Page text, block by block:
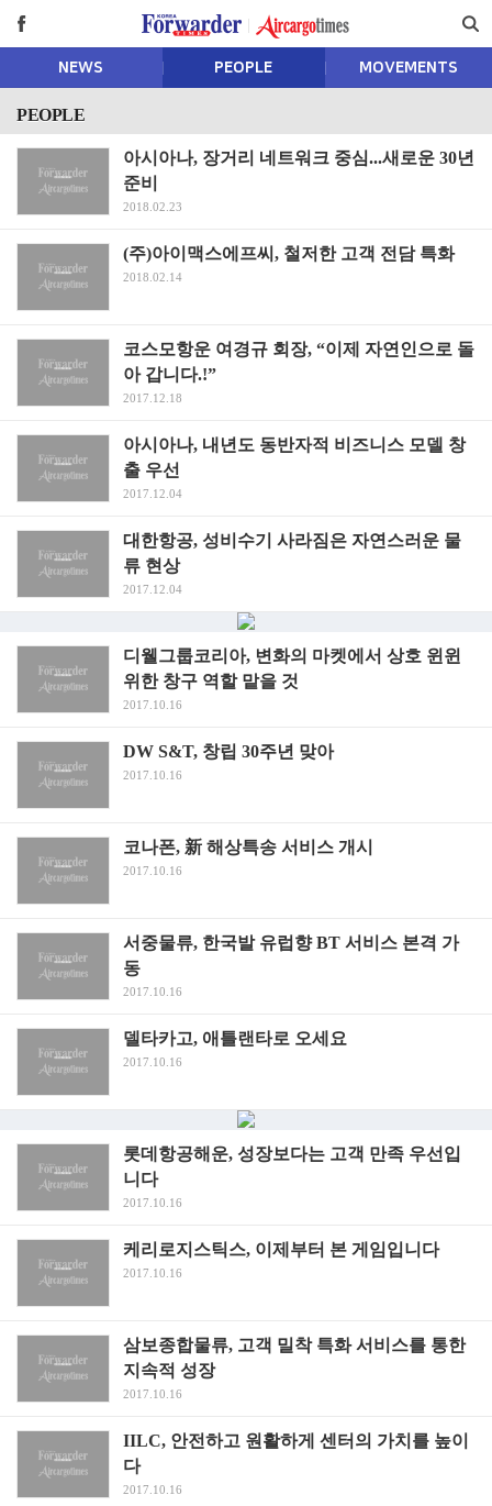
NEWS PEOPLE MOVEMENTS
PEOPLE
아시아나, 장거리 네트워크 중심...새로운 30년
준비
2018.02.23
(주)아이맥스에프씨, 철저한 고객 전담 특화
2018.02.14
코스모항운 여경규 회장, “이제 자연인으로 돌
아 갑니다.!”
2017.12.18
아시아나, 내년도 동반자적 비즈니스 모델 창
출 우선
2017.12.04
대한항공, 성비수기 사라짐은 자연스러운 물
류 현상
2017.12.04
디웰그룹코리아, 변화의 마켓에서 상호 윈윈
위한 창구 역할 맡을 것
2017.10.16
DW S&T, 창립 30주년 맞아
2017.10.16
코나폰, 新 해상특송 서비스 개시
2017.10.16
서중물류, 한국발 유럽향 BT 서비스 본격 가
동
2017.10.16
델타카고, 애틀랜타로 오세요
2017.10.16
롯데항공해운, 성장보다는 고객 만족 우선입
니다
2017.10.16
케리로지스틱스, 이제부터 본 게임입니다
2017.10.16
삼보종합물류, 고객 밀착 특화 서비스를 통한
지속적 성장
2017.10.16
IILC, 안전하고 원활하게 센터의 가치를 높이
다
2017.10.16